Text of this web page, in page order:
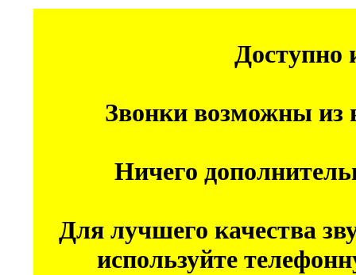
Доступно
Звонки возможны из
Ничего
Для лучшего качества
используйте